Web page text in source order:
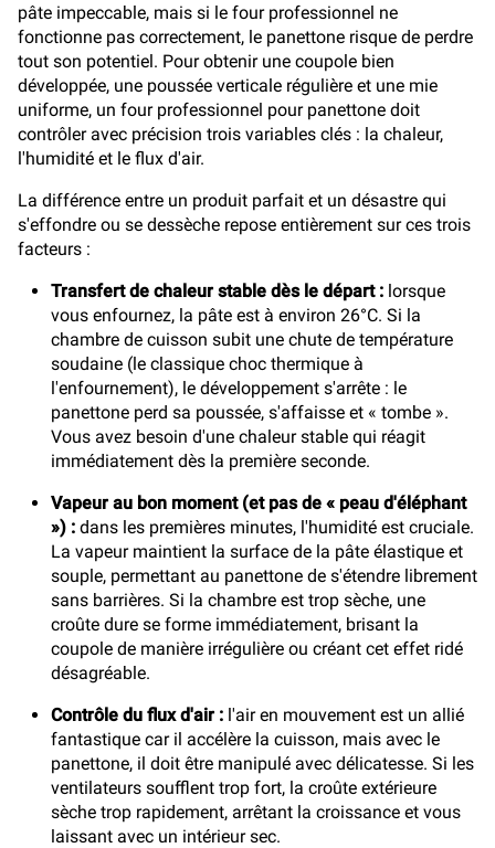
pâte impeccable, mais si le four professionnel ne
fonctionne pas correctement, le panettone risque de perdre
tout son potentiel. Pour obtenir une coupole bien
développée, une poussée verticale régulière et une mie
uniforme, un four professionnel pour panettone doit
contrôler avec précision trois variables clés : la chaleur,
l'humidité et le flux d'air.
La différence entre un produit parfait et un désastre qui
s'effondre ou se dessèche repose entièrement sur ces trois
facteurs :
Transfert de chaleur stable dès le départ : lorsque
vous enfournez, la pâte est à environ 26°C. Si la
chambre de cuisson subit une chute de température
soudaine (le classique choc thermique à
l'enfournement), le développement s'arrête : le
panettone perd sa poussée, s'affaisse et « tombe ».
Vous avez besoin d'une chaleur stable qui réagit
immédiatement dès la première seconde.
Vapeur au bon moment (et pas de « peau d'éléphant
») : dans les premières minutes, l'humidité est cruciale.
La vapeur maintient la surface de la pâte élastique et
souple, permettant au panettone de s'étendre librement
sans barrières. Si la chambre est trop sèche, une
croûte dure se forme immédiatement, brisant la
coupole de manière irrégulière ou créant cet effet ridé
désagréable.
Contrôle du flux d'air : l'air en mouvement est un allié
fantastique car il accélère la cuisson, mais avec le
panettone, il doit être manipulé avec délicatesse. Si les
ventilateurs soufflent trop fort, la croûte extérieure
sèche trop rapidement, arrêtant la croissance et vous
laissant avec un intérieur sec.